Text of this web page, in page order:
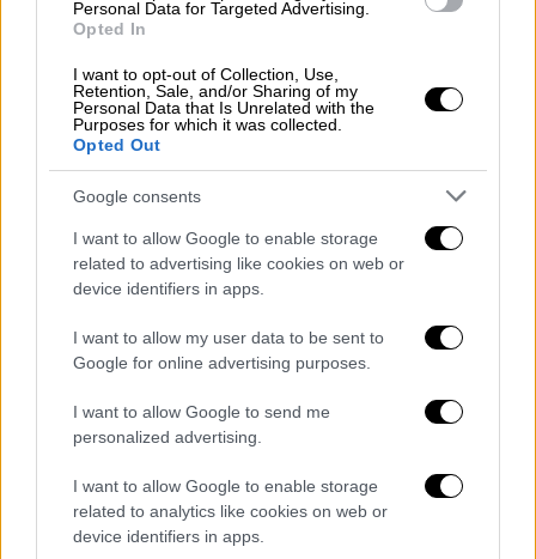
Personal Data for Targeted Advertising.
Opted In
I want to opt-out of Collection, Use,
Retention, Sale, and/or Sharing of my
Personal Data that Is Unrelated with the
Purposes for which it was collected.
Opted Out
Google consents
I want to allow Google to enable storage
related to advertising like cookies on web or
device identifiers in apps.
I want to allow my user data to be sent to
Google for online advertising purposes.
I want to allow Google to send me
personalized advertising.
I want to allow Google to enable storage
related to analytics like cookies on web or
device identifiers in apps.
κωμωδίας μυστηρίου του Alpha
Στη μονή της Αγίας Θεοδούλης ξεκίνησαν να
χτυπούν οι καμπάνες, κηρύσσοντας την
έναρξη των γυρισμάτων της νέας κωμικής
σειράς μυστηρίου «Φόνοι στο καμπαναριό»
που έρχεται στον Alpha